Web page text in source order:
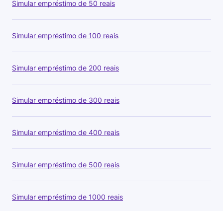
Simular empréstimo de 50 reais
Simular empréstimo de 100 reais
Simular empréstimo de 200 reais
Simular empréstimo de 300 reais
Simular empréstimo de 400 reais
Simular empréstimo de 500 reais
Simular empréstimo de 1000 reais